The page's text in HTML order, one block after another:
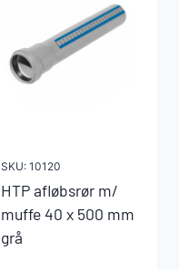
grå
antal
SKU: 10120
HTP afløbsrør m/
muffe 40 x 500 mm
grå